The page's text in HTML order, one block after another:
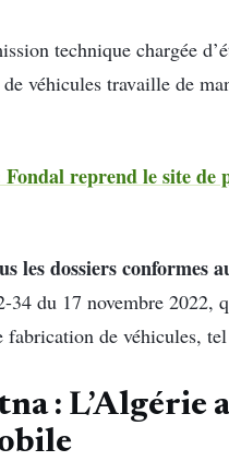
technique chargée
véhicules travaille de
reprend le site
les dossiers conformes
34 du 17 novembre 2022,
fabrication de véhicules,
: L’Algérie